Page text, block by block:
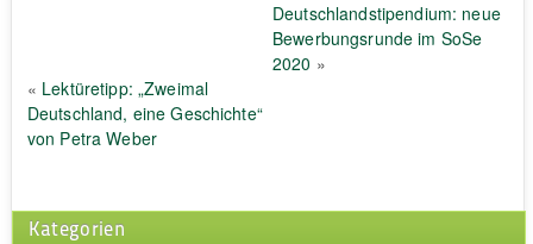
Deutschlandstipendium: neue
Bewerbungsrunde im SoSe
2020 »
« Lektüretipp: „Zweimal
Deutschland, eine Geschichte“
von Petra Weber
Kategorien